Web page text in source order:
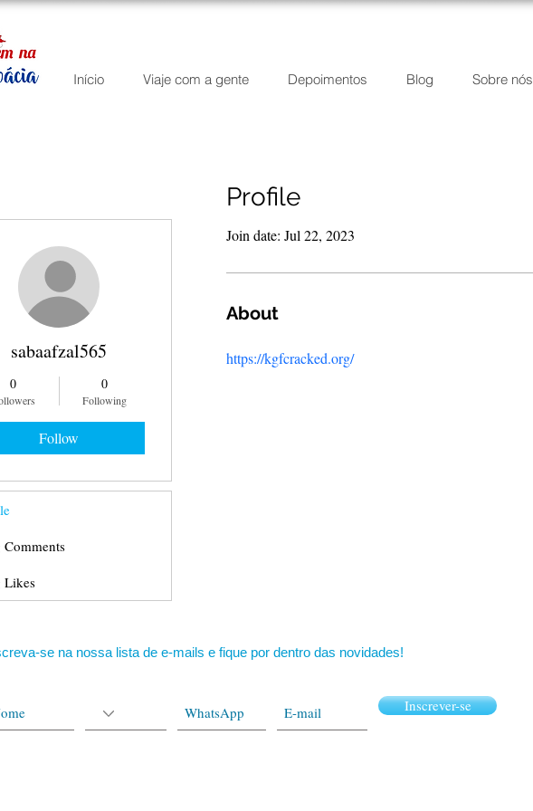
Início Viaje com a gente Depoimentos Blog Sobre nós
Profile
Join date: Jul 22, 2023
About
https://kgfcracked.org/
sabaafzal565
0 0
Following
Follow
Likes
se na nossa lista de e-mails e fique por dentro das novidades!
Inscrever-se